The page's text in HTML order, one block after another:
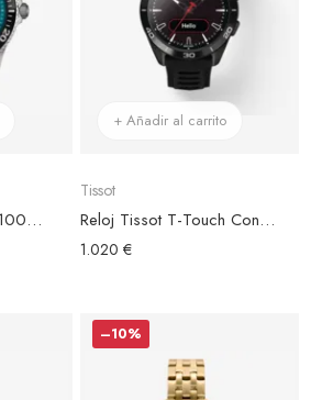
Reloj Tissot Seastar 1000 Powermatic 80 Esfera Azul 40mm
+ Añadir al carrito
Tissot
Reloj Tissot T-Touch Connect Sport Brazalete SiliconaNegro
1.020 €
–10%